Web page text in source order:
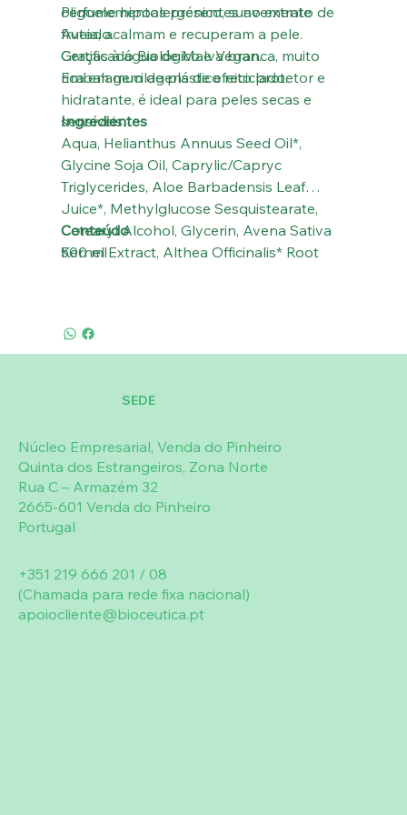
oligoelementos presentes no extrato de
Aveia, acalmam e recuperam a pele.
Graças à água de Malva branca, muito
rica em mucilagens de efeito protetor e
hidratante, é ideal para peles secas e
sensíveis.
Perfume hipoalergénico, suavemente
frutado.
Certificado Biológico e Vegan.
Embalagem de plástico reciclado.
Ingredientes
Aqua, Helianthus Annuus Seed Oil*,
Glycine Soja Oil, Caprylic/Capryc
Triglycerides, Aloe Barbadensis Leaf
Juice*, Methylglucose Sesquistearate,
Cetearyl Alcohol, Glycerin, Avena Sativa
Kernel Extract, Althea Officinalis* Root
Acid, Parfumº. (* de agricultura ecológica º
Conteúdo
500 ml
+351 219 666 201 / 08
(Chamada para rede fixa nacional)
apoiocliente@bioceutica.pt
Núcleo Empresarial, Venda do Pinheiro
Quinta dos Estrangeiros, Zona Norte
Rua C – Armazém 32
2665-601 Venda do Pinheiro
Portugal
SEDE